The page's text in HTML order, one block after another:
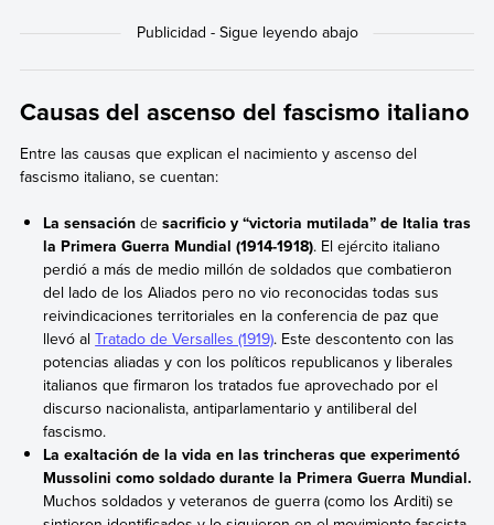
Causas del ascenso del fascismo italiano
Entre las causas que explican el nacimiento y ascenso del
fascismo italiano, se cuentan:
La sensación desacrificio y “victoria mutilada” de Italia tras
la Primera Guerra Mundial (1914-1918). El ejército italiano
perdió a más de medio millón de soldados que combatieron
del lado de los Aliados pero no vio reconocidas todas sus
reivindicaciones territoriales en la conferencia de paz que
llevó alTratado de Versalles (1919). Este descontento con las
potencias aliadas y con los políticos republicanos y liberales
italianos que firmaron los tratados fue aprovechado por el
discurso nacionalista, antiparlamentario y antiliberal del
fascismo.
La exaltación de la vida en las trincheras que experimentó
Mussolini como soldado durante la Primera Guerra Mundial.
Muchos soldados y veteranos de guerra (como los Arditi) se